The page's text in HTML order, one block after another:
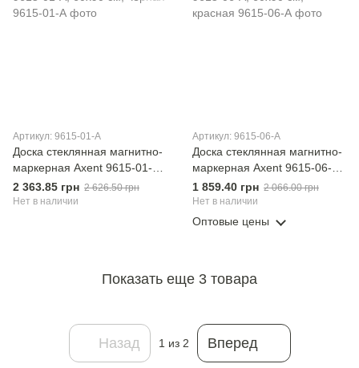
Артикул: 9615-01-А
Доска стеклянная магнитно-
маркерная Axent 9615-01-А,
60х90 см, черная
2 363.85 грн 2 626.50 грн
Нет в наличии
Артикул: 9615-06-А
Доска стеклянная магнитно-
маркерная Axent 9615-06-А,
60х90 см, красная
1 859.40 грн 2 066.00 грн
Нет в наличии
Оптовые цены
Показать еще 3 товара
Назад 1 из 2 Вперед